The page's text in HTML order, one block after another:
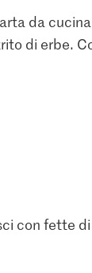
da cucina
di erbe.
con fette